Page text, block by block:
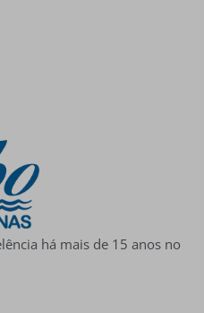
há mais de 15 anos no